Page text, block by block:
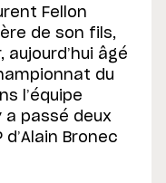
Fellon
de son fils,
aujourd’hui âgé
du
l’équipe
a passé deux
Bronec